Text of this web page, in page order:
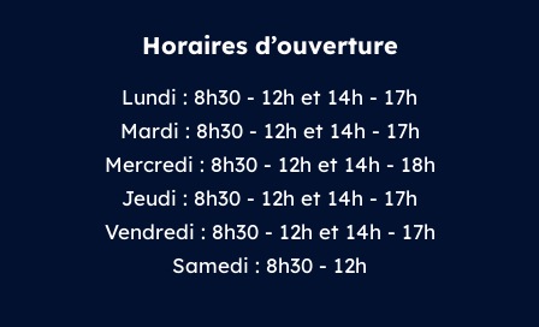
Horaires d’ouverture
Lundi : 8h30 - 12h et 14h - 17h
Mardi : 8h30 - 12h et 14h - 17h
Mercredi : 8h30 - 12h et 14h - 18h
Jeudi : 8h30 - 12h et 14h - 17h
Vendredi : 8h30 - 12h et 14h - 17h
Samedi : 8h30 - 12h